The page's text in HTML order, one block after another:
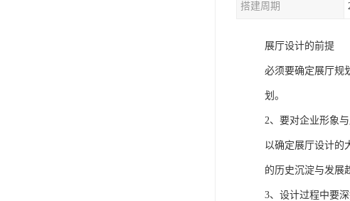
搭建周期
展厅设计的前提
必须要确定展厅规
划。
2、要对企业形象
以确定展厅设计的
的历史沉淀与发展
3、设计过程中要